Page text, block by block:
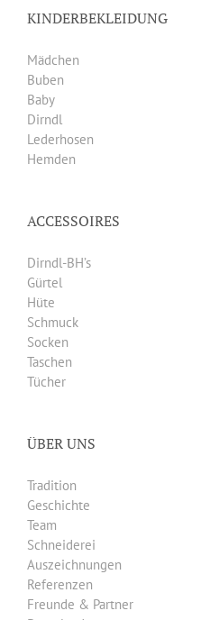
KINDERBEKLEIDUNG
Mädchen
Buben
Baby
Dirndl
Lederhosen
Hemden
ACCESSOIRES
Dirndl-BH’s
Gürtel
Hüte
Schmuck
Socken
Taschen
Tücher
ÜBER UNS
Tradition
Geschichte
Team
Schneiderei
Auszeichnungen
Referenzen
Freunde & Partner